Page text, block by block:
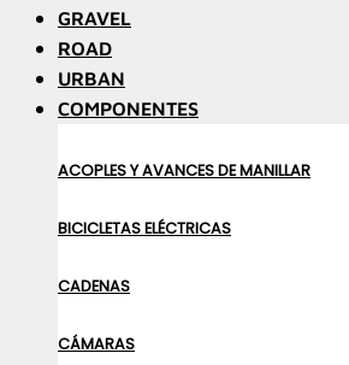
GRAVEL
ROAD
URBAN
COMPONENTES
ACOPLES Y AVANCES DE MANILLAR
BICICLETAS ELÉCTRICAS
CADENAS
CÁMARAS